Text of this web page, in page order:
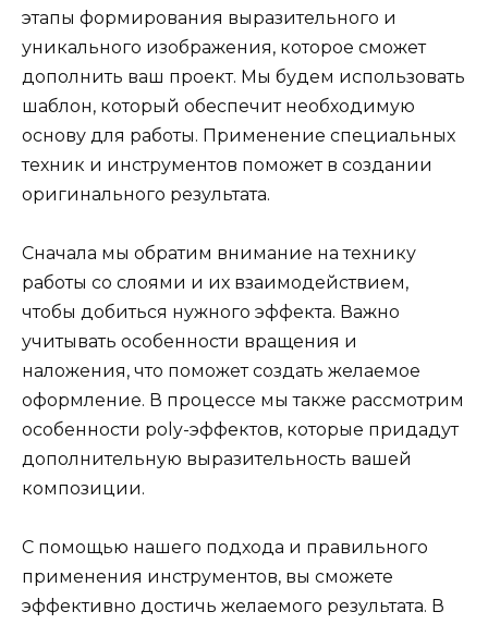
этапы формирования выразительного и
уникального изображения, которое сможет
дополнить ваш проект. Мы будем использовать
шаблон, который обеспечит необходимую
основу для работы. Применение специальных
техник и инструментов поможет в создании
оригинального результата.
Сначала мы обратим внимание на технику
работы со слоями и их взаимодействием,
чтобы добиться нужного эффекта. Важно
учитывать особенности вращения и
наложения, что поможет создать желаемое
оформление. В процессе мы также рассмотрим
особенности poly-эффектов, которые придадут
дополнительную выразительность вашей
композиции.
С помощью нашего подхода и правильного
применения инструментов, вы сможете
эффективно достичь желаемого результата. В